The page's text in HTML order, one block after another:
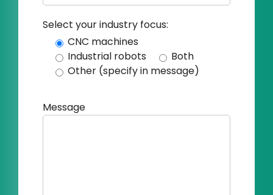
Select your industry focus:
CNC machines
Industrial robots
Both
Other (specify in message)
Message